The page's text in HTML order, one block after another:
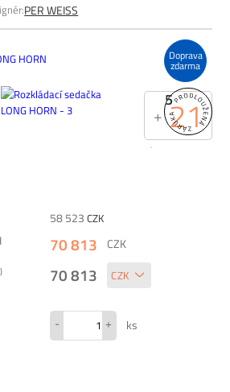
PER WEISS
+21
Doprava
zdarma
5
58 523 CZK
70 813
CZK
70 813
- + ks